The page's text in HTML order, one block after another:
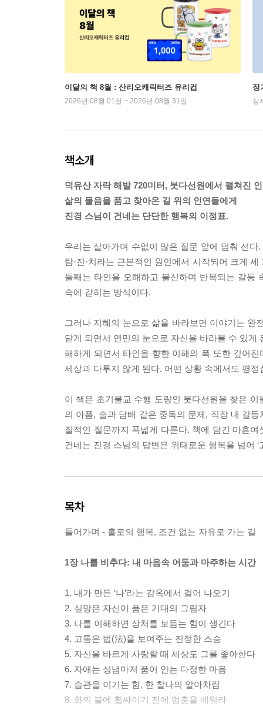
이달의 책 8월 : 산리오캐릭터즈 유리컵
2026년 08월 01일 ~ 2026년 08월 31일
정
상
책소개
덕유산 자락 해발 720미터, 붓다선원에서 펼쳐진
삶의 물음을 품고 찾아온 길 위의 인연들에게
진경 스님이 건네는 단단한 행복의 이정표.
우리는 살아가며 수없이 많은 질문 앞에 멈춰 선다
탐·진·치라는 근본적인 원인에서 시작되어 크게
둘째는 타인을 오해하고 불신하며 반복되는 갈등
속에 갇히는 방식이다.
그러나 지혜의 눈으로 삶을 바라보면 이야기는 완
닫게 되면서 연민의 눈으로 자신을 바라볼 수 있
해하게 되면서 타인을 향한 이해의 폭 또한 깊어
세상과 다투지 않게 된다. 어떤 상황 속에서도 평
이 책은 초기불교 수행 도량인 붓다선원을 찾은
의 아픔, 술과 담배 같은 중독의 문제, 직장 내 갈
질적인 질문까지 폭넓게 다룬다. 책에 담긴 마흔
건네는 진경 스님의 답변은 위태로운 행복을 넘어
목차
들어가며 - 홀로의 행복, 조건 없는 자유로 가는 길
1장 나를 비추다: 내 마음속 어둠과 마주하는 시간
1. 내가 만든 ‘나’라는 감옥에서 걸어 나오기
2. 실망은 자신이 품은 기대의 그림자
3. 나를 이해하면 상처를 보듬는 힘이 생긴다
4. 고통은 법(法)을 보여주는 진정한 스승
5. 자신을 바르게 사랑할 때 세상도 그를 좋아한다
6. 자애는 성냄마저 품어 안는 다정한 마음
7. 습관을 이기는 힘, 한 찰나의 알아차림
8. 화의 불에 휩싸이기 전에 멈춤을 배워라